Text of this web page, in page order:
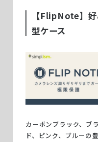
【FlipNote】
型ケース
カーボンブラック、ブ
ド、ピンク、ブルーの